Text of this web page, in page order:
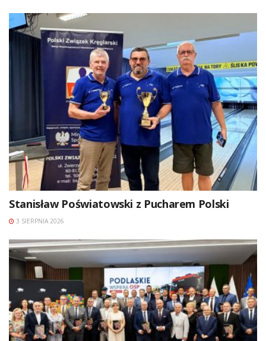
Stanisław Poświatowski z Pucharem Polski
3 SIERPNIA 2026